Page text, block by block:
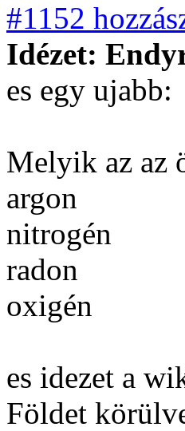
#1152
Idézet:
es egy ujabb:
Melyik az az
argon
nitrogén
radon
oxigén
es idezet a
Földet